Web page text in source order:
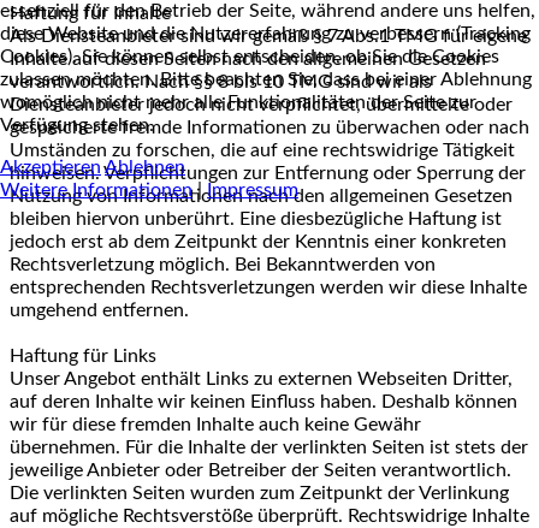
Haftung für Inhalte
Als Diensteanbieter sind wir gemäß § 7 Abs.1 TMG für eigene
Inhalte auf diesen Seiten nach den allgemeinen Gesetzen
verantwortlich. Nach §§ 8 bis 10 TMG sind wir als
Diensteanbieter jedoch nicht verpflichtet, übermittelte oder
gespeicherte fremde Informationen zu überwachen oder nach
Umständen zu forschen, die auf eine rechtswidrige Tätigkeit
hinweisen. Verpflichtungen zur Entfernung oder Sperrung der
Nutzung von Informationen nach den allgemeinen Gesetzen
bleiben hiervon unberührt. Eine diesbezügliche Haftung ist
jedoch erst ab dem Zeitpunkt der Kenntnis einer konkreten
Rechtsverletzung möglich. Bei Bekanntwerden von
entsprechenden Rechtsverletzungen werden wir diese Inhalte
umgehend entfernen.
Haftung für Links
Unser Angebot enthält Links zu externen Webseiten Dritter,
auf deren Inhalte wir keinen Einfluss haben. Deshalb können
wir für diese fremden Inhalte auch keine Gewähr
übernehmen. Für die Inhalte der verlinkten Seiten ist stets der
jeweilige Anbieter oder Betreiber der Seiten verantwortlich.
Die verlinkten Seiten wurden zum Zeitpunkt der Verlinkung
auf mögliche Rechtsverstöße überprüft. Rechtswidrige Inhalte
essenziell für den Betrieb der Seite, während andere uns helfen,
diese Website und die Nutzererfahrung zu verbessern (Tracking
Cookies). Sie können selbst entscheiden, ob Sie die Cookies
zulassen möchten. Bitte beachten Sie, dass bei einer Ablehnung
womöglich nicht mehr alle Funktionalitäten der Seite zur
Verfügung stehen.
Akzeptieren Ablehnen
Weitere Informationen|Impressum